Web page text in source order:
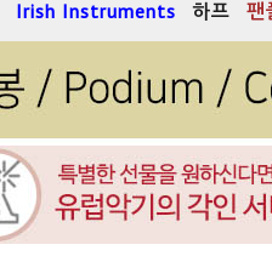
Irish Instruments 하프 팬